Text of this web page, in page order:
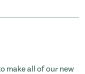
make all of our new